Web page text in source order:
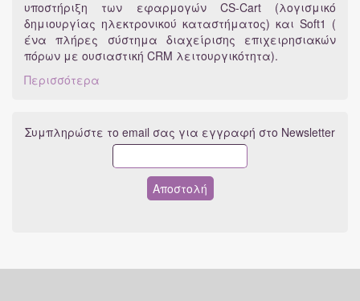
υποστήριξη των εφαρμογών CS-Cart (λογισμικό
δημιουργίας ηλεκτρονικού καταστήματος) και Soft1 (
ένα πλήρες σύστημα διαχείρισης επιχειρησιακών
πόρων με ουσιαστική CRM λειτουργικότητα).
Περισσότερα
Συμπληρώστε το email σας για εγγραφή στο Newsletter